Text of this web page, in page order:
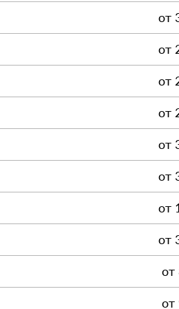
от
от
от
от
от
от
от
от
от
от